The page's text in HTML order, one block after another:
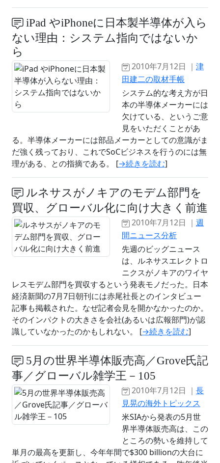
iPad やiPhoneに日本製半導体が入ら
ない理由：システム指向ではないか
ら
2010年7月12日 ｜ 津
田建二の取材手帳
システム的な考え方が日
本の半導体メーカーには
欠けている、というご意
見をいただくことがあ
る。半導体メーカーには部品メーカーとしての意識がま
だ強く残っており、これでSoCビジネスを行うのには無
理がある、との指摘である。 [→続きを読む]
ルネサスがノキアのモデム部門を
買収、グローバル化に向け大きく前進
2010年7月12日 ｜ 週
間ニュース分析
先週のビッグニュース
は、ルネサスエレクトロ
ニクスがノキアのワイヤ
レスモデム部門を買収するという発表モノだった。日本
経済新聞の7月7日朝刊には赤尾社長とのインタビュー
記事も掲載された。なぜ記者会見を開かなかったのか。
そのインパクトの大きさを会社(あるいは広報部門)が認
識していなかったのかもしれない。 [→続きを読む]
5月の世界半導体販売高／Grove氏記
事／グローバル雑学王－105
2010年7月12日 ｜ 長
見晃の海外トピックス
米SIAから発表の5月世
界半導体販売高は、この
ところの勢いを維持して
単月の最高を更新し、今年年間で$300 billionの大台に